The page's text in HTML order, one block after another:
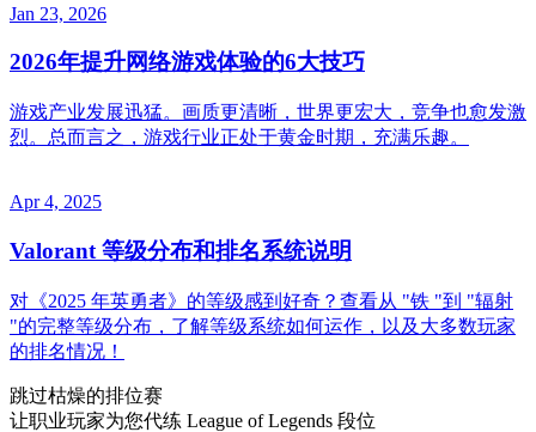
Jan 23, 2026
2026年提升网络游戏体验的6大技巧
游戏产业发展迅猛。画质更清晰，世界更宏大，竞争也愈发激
烈。总而言之，游戏行业正处于黄金时期，充满乐趣。
Apr 4, 2025
Valorant 等级分布和排名系统说明
对《2025 年英勇者》的等级感到好奇？查看从 "铁 "到 "辐射
"的完整等级分布，了解等级系统如何运作，以及大多数玩家
的排名情况！
跳过枯燥的排位赛
让职业玩家为您代练 League of Legends 段位